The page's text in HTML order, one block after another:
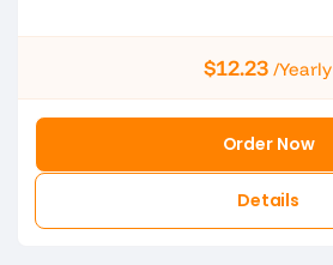
$12.23 /Yearly
Order Now
Details